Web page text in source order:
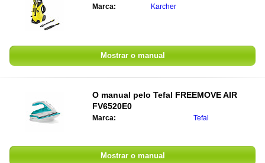
Marca: Karcher
Mostrar o manual
O manual pelo Tefal FREEMOVE AIR
FV6520E0
Marca: Tefal
Mostrar o manual